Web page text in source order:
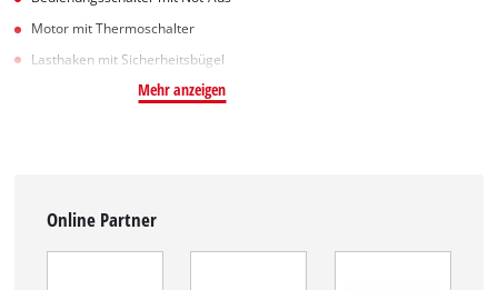
Motor mit Thermoschalter
Lasthaken mit Sicherheitsbügel
Mehr anzeigen
Online Partner